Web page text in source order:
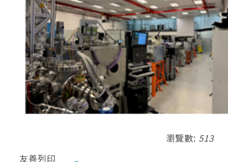
瀏覽數: 513
友善列印